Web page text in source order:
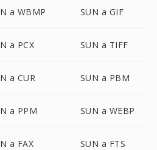
a WBMP SUN a GIF
a PCX SUN a TIFF
a CUR SUN a PBM
a PPM SUN a WEBP
a FAX SUN a FTS